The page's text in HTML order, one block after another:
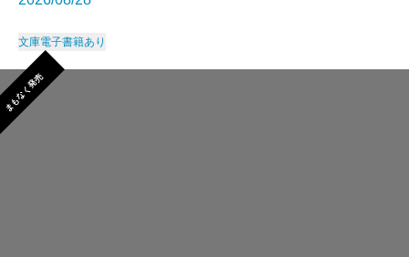
文庫電子書籍あり
まもなく発売